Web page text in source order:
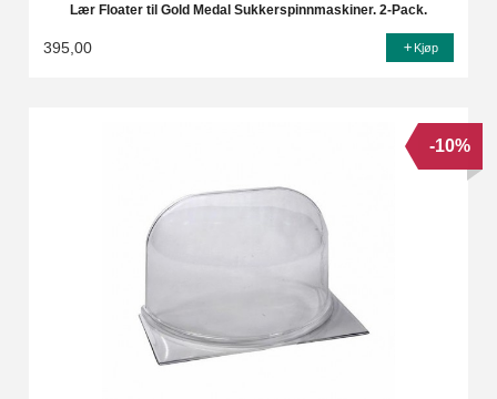
Lær Floater til Gold Medal Sukkerspinnmaskiner. 2-Pack.
395,00 Kjøp
-10%